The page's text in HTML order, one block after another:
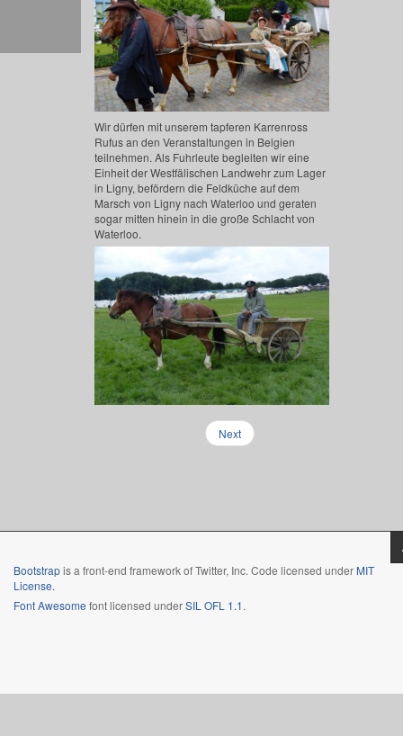
Wir dürfen mit unserem tapferen Karrenross
Rufus an den Veranstaltungen in Belgien
teilnehmen. Als Fuhrleute begleiten wir eine
Einheit der Westfälischen Landwehr zum Lager
in Ligny, befördern die Feldküche auf dem
Marsch von Ligny nach Waterloo und geraten
sogar mitten hinein in die große Schlacht von
Waterloo.
Next
Bootstrapis a front-end framework of Twitter, Inc. Code licensed under MIT
License.
Font Awesome font licensed underSIL OFL 1.1.